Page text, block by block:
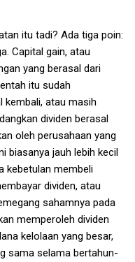
itu tadi? Ada tiga poin:
Capital gain, atau
yang berasal dari
itu sudah
kembali, atau masih
dividen berasal
oleh perusahaan yang
biasanya jauh lebih kecil
kebetulan membeli
dividen, atau
sahamnya pada
memperoleh dividen
kelolaan yang besar,
sama selama bertahun-